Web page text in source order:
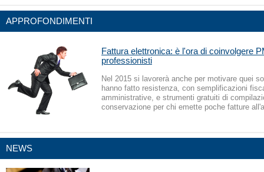
APPROFONDIMENTI
Fattura elettronica: è l'ora di coinvolgere
professionisti
Nel 2015 si lavorerà anche per motivare quei
hanno fatto resistenza, con semplificazioni
amministrative, e strumenti gratuiti di
conservazione per chi emette poche fatture
NEWS